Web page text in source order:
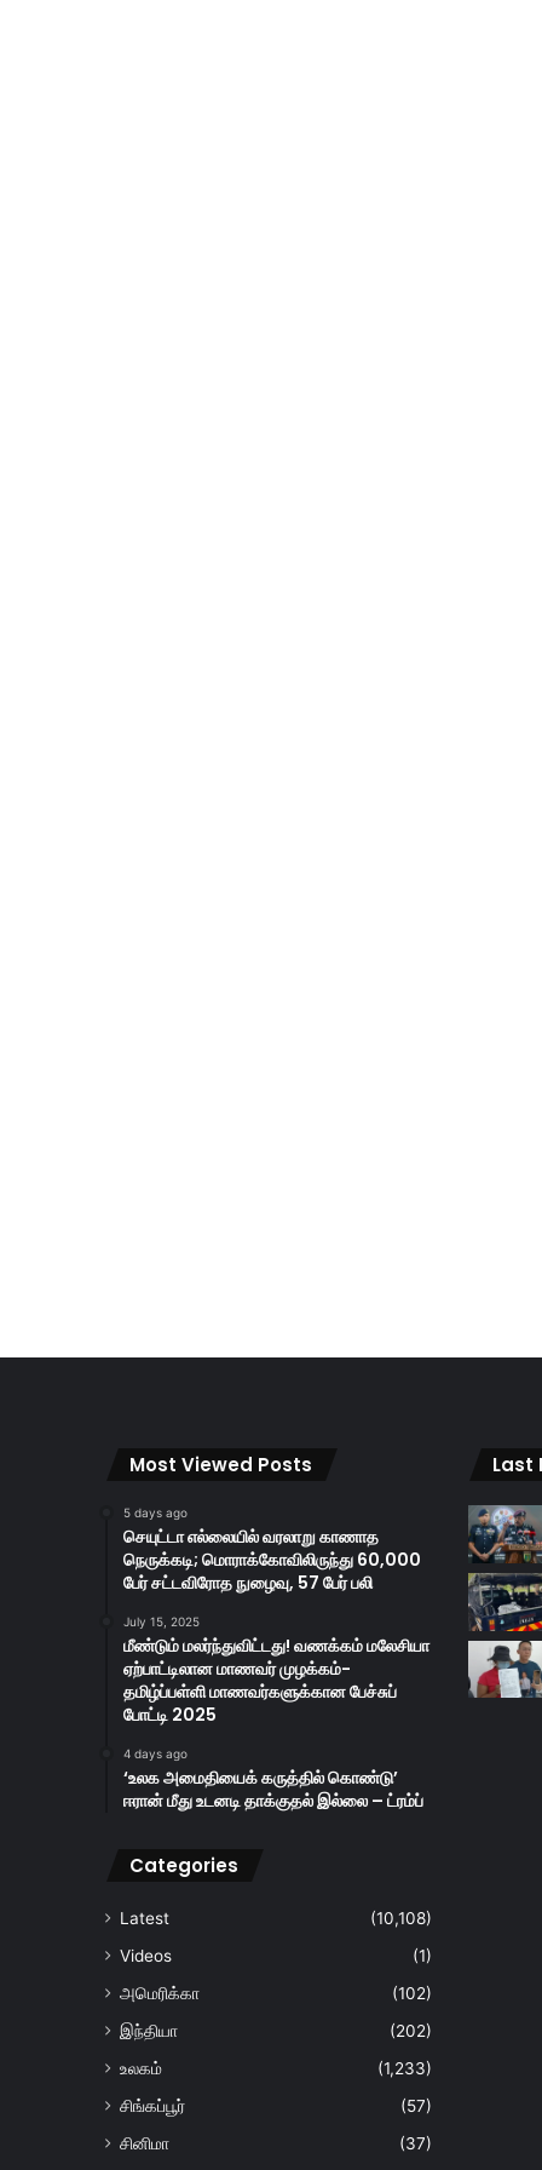
Most Viewed Posts
5 days ago
செயுட்டா எல்லையில் வரலாறு காணாத
நெருக்கடி; மொராக்கோவிலிருந்து 60,000
பேர் சட்டவிரோத நுழைவு, 57 பேர் பலி
July 15, 2025
மீண்டும் மலர்ந்துவிட்டது! வணக்கம் மலேசியா
ஏற்பாட்டிலான மாணவர் முழக்கம்-
தமிழ்ப்பள்ளி மாணவர்களுக்கான பேச்சுப்
போட்டி 2025
4 days ago
‘உலக அமைதியைக் கருத்தில் கொண்டு’
ஈரான் மீது உடனடி தாக்குதல் இல்லை – ட்ரம்ப்
Categories
Latest
(10,108)
Videos
(1)
அமெரிக்கா
(102)
இந்தியா
(202)
உலகம்
(1,233)
சிங்கப்பூர்
(57)
சினிமா
(37)
Last